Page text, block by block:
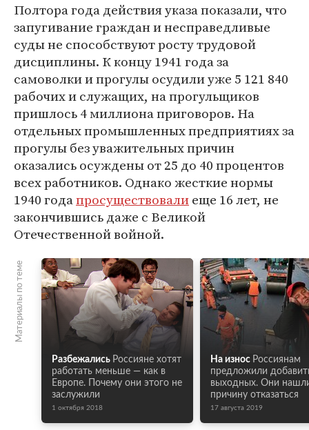
Полтора года действия указа показали, что
запугивание граждан и несправедливые
суды не способствуют росту трудовой
дисциплины. К концу 1941 года за
самоволки и прогулы осудили уже 5 121 840
рабочих и служащих, на прогульщиков
пришлось 4 миллиона приговоров. На
отдельных промышленных предприятиях за
прогулы без уважительных причин
оказались осуждены от 25 до 40 процентов
всех работников. Однако жесткие нормы
1940 годапросуществовалиеще 16 лет, не
закончившись даже с Великой
Отечественной войной.
Материалы по теме
Разбежались Россияне хотят
работать меньше — как в
Европе. Почему они этого не
заслужили
1 октября 2018
На износ Россиянам
предложили
выходных. Они
причину отказаться
17 августа 2019